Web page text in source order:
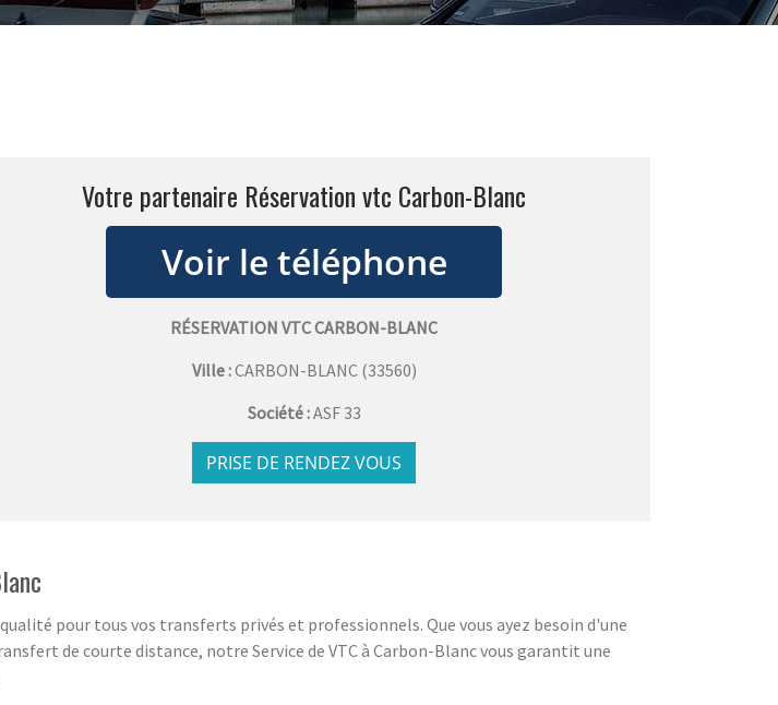
Votre partenaire Réservation vtc Carbon-Blanc
RÉSERVATION VTC CARBON-BLANC
Ville :CARBON-BLANC(33560)
Société :ASF 33
PRISE DE RENDEZ VOUS
pour tous vos transferts privés et professionnels. Que vous ayez besoin d'une
de courte distance, notre Service de VTC à Carbon-Blanc vous garantit une